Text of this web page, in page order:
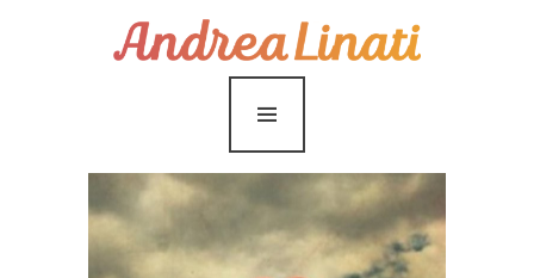
¿Cómo funciona?
Servicios
Coaching Gratis
Conóceme
Contáctame